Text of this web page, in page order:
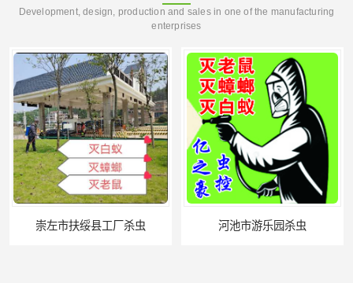
Development, design, production and sales in one of the manufacturing
enterprises
崇左市扶绥县工厂杀虫 河池市游乐园杀虫